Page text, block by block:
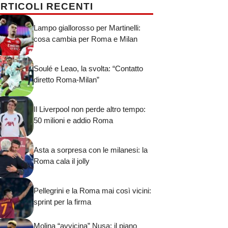
RECENTI
Lampo giallorosso per Martinelli:
cosa cambia per Roma e Milan
Soulé e Leao, la svolta: “Contatto
diretto Roma-Milan”
Il Liverpool non perde altro tempo:
50 milioni e addio Roma
Asta a sorpresa con le milanesi: la
Roma cala il jolly
Pellegrini e la Roma mai così vicini:
sprint per la firma
Molina “avvicina” Nusa: il piano